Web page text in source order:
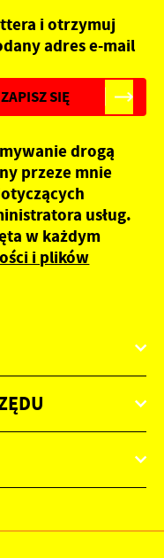
i otrzymuj
adres e-mail
drogą
przeze mnie
usług.
w każdym
i plików